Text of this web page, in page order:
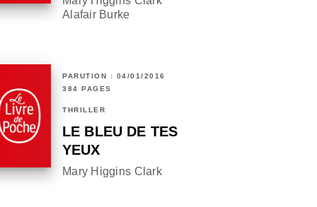
Alafair Burke
PARUTION : 04/01/2016
384 PAGES
THRILLER
LE BLEU DE TES
YEUX
Mary Higgins Clark